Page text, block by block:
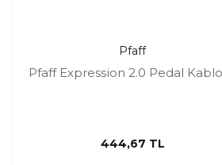
Pfaff
Pfaff Expression 2.0 Pedal
444,67 TL